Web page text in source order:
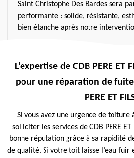
Saint Christophe Des Bardes sera
performante : solide, résistante,
bien étanche après notre
L’expertise de CDB PERE ET
pour une réparation de
PERE ET
Si vous avez une urgence de toiture
solliciter les services de CDB PERE
bonne réputation grâce à sa rapidité
de qualité. Si votre toit laisse l’eau fuir